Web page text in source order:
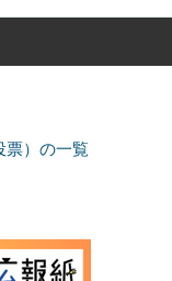
票）の一覧